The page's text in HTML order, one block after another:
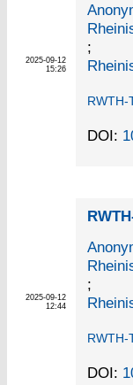
2025-09-12
15:26
;
RWTH-
DOI:
2025-09-12
12:44
;
RWTH-
DOI: